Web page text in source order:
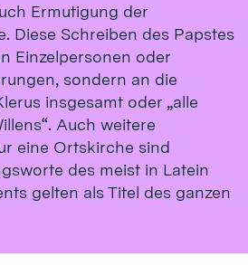
Ermutigung der
Diese Schreiben des Papstes
Einzelpersonen oder
sondern an die
insgesamt oder „alle
Auch weitere
eine Ortskirche sind
des meist in Latein
gelten als Titel des ganzen